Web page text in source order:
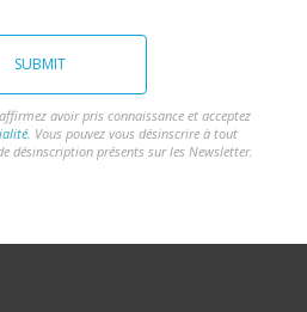
SUBMIT
avoir pris connaissance et acceptez
Vous pouvez vous désinscrire à tout
désinscription présents sur les Newsletter.